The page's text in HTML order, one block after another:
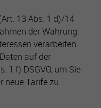
13 Abs. 1 d)/14
der Wahrung
verarbeiten
auf der
1 f) DSGVO, um Sie
neue Tarife zu